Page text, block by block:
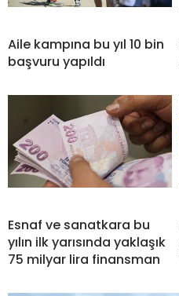
Aile kampına bu yıl 10 bin
başvuru yapıldı
Esnaf ve sanatkara bu
yılın ilk yarısında yaklaşık
75 milyar lira finansman